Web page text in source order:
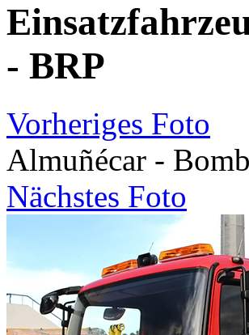
- BRP
Vorheriges Foto
Almuñécar -
Nächstes Foto